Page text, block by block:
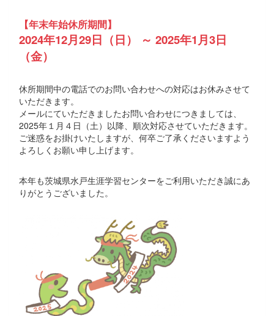
【年末年始休所期間】
2024年12月29日（日） ～ 2025年1月3日
（金）
休所期間中の電話でのお問い合わせへの対応はお休みさせて
いただきます。
メールにていただきましたお問い合わせにつきましては、
2025年１月４日（土）以降、順次対応させていただきます。
ご迷惑をお掛けいたしますが、何卒ご了承くださいますよう
よろしくお願い申し上げます。
本年も茨城県水戸生涯学習センターをご利用いただき誠にあ
りがとうございました。